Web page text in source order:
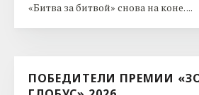
«Битва за битвой» снова на коне. ...
ПОБЕДИТЕЛИ ПРЕМИИ